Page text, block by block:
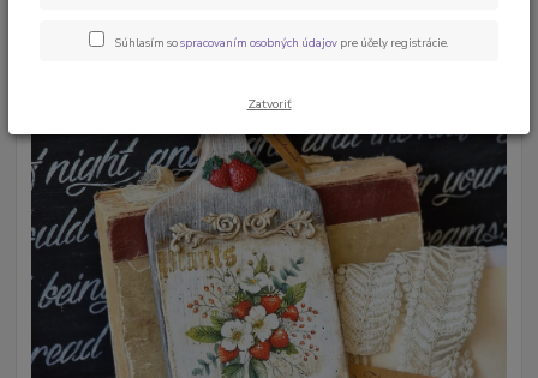
Súhlasím sospracovaním osobných údajov pre účely registrácie.
Zatvoriť